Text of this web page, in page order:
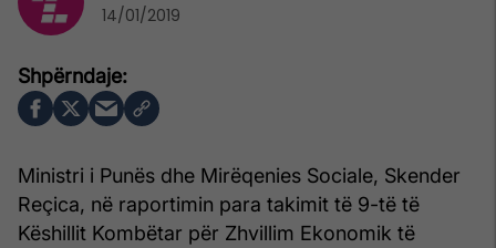
​Ministri i Punës dhe Mirëqenies Sociale, Skender
Reçica, në raportimin para takimit të 9-të të
Këshillit Kombëtar për Zhvillim Ekonomik të
14/01/2019